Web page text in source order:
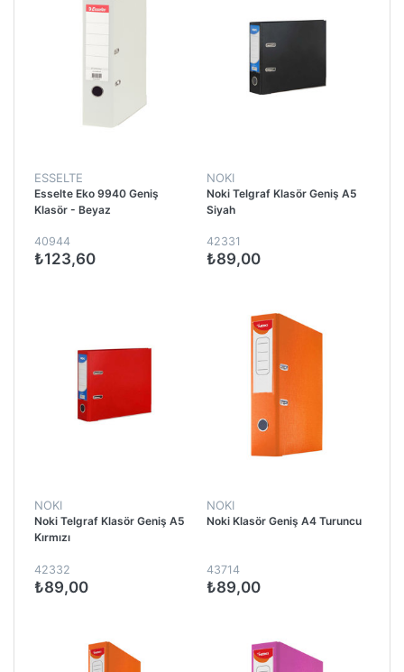
ESSELTE
Esselte Eko 9940 Geniş
Klasör - Beyaz
40944
₺123,60
NOKI
Noki Telgraf Klasör Geniş A5
Siyah
42331
₺89,00
NOKI
Noki Telgraf Klasör Geniş A5
Kırmızı
42332
₺89,00
NOKI
Noki Klasör Geniş A4 Turuncu
43714
₺89,00